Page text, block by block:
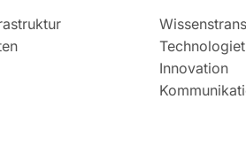
Innovation